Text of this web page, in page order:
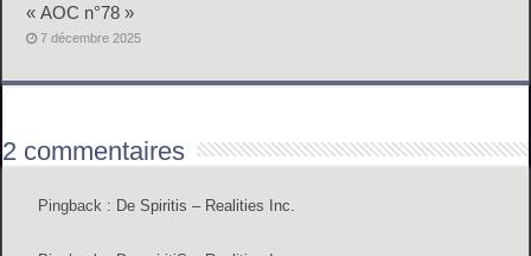
« AOC n°78 »
7 décembre 2025
2 commentaires
Pingback : De Spiritis – Realities Inc.